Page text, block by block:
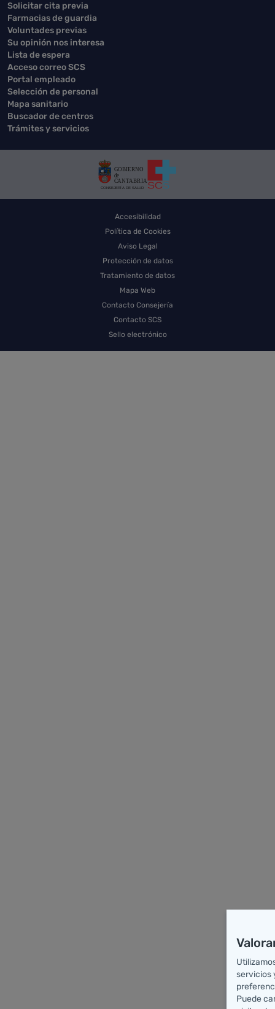
Solicitar cita previa
Farmacias de guardia
Voluntades previas
Su opinión nos interesa
Lista de espera
Acceso correo SCS
Portal empleado
Selección de personal
Mapa sanitario
Buscador de centros
Trámites y servicios
Accesibilidad
Política de Cookies
Aviso Legal
Protección de datos
Tratamiento de datos
Mapa Web
Contacto Consejería
Contacto SCS
Sello electrónico
servicios
Puede